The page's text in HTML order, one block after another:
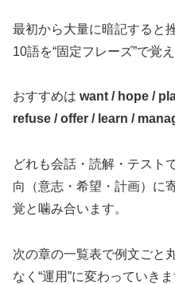
最初から大量に暗記すると
10語を“固定フレーズ”で覚
おすすめは want / hope /
refuse / offer / learn /
どれも会話・読解・テスト
向（意志・希望・計画）に
覚と噛み合います。
次の章の一覧表で例文ごと
なく“運用”に変わっていきま